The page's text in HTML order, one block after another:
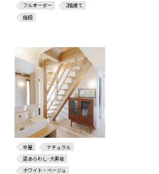
フルオーダー
2階建て
階段
平屋
ナチュラル
梁あらわし･大黒柱
ホワイト・ベージュ